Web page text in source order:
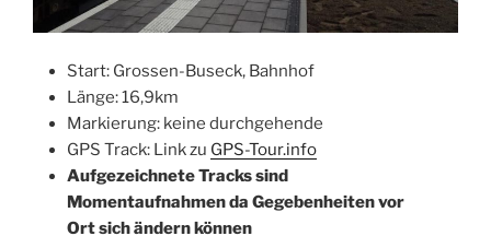
Start: Grossen-Buseck, Bahnhof
Länge: 16,9km
Markierung: keine durchgehende
GPS Track: Link zu GPS-Tour.info
Aufgezeichnete Tracks sind
Momentaufnahmen da Gegebenheiten vor
Ort sich ändern können